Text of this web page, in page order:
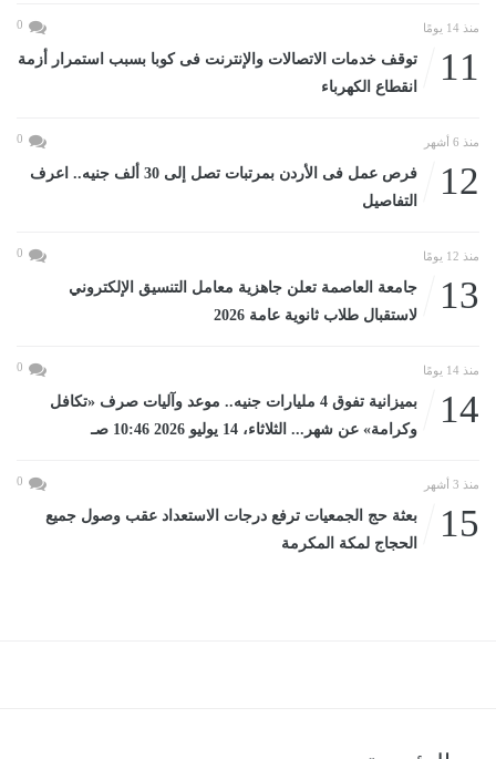
منذ 14 يومًا 0
11
توقف خدمات الاتصالات والإنترنت فى كوبا بسبب استمرار أزمة
انقطاع الكهرباء
منذ 6 أشهر 0
12
فرص عمل فى الأردن بمرتبات تصل إلى 30 ألف جنيه.. اعرف
التفاصيل
منذ 12 يومًا 0
13
جامعة العاصمة تعلن جاهزية معامل التنسيق الإلكتروني
لاستقبال طلاب ثانوية عامة 2026
منذ 14 يومًا 0
14
بميزانية تفوق 4 مليارات جنيه.. موعد وآليات صرف «تكافل
وكرامة» عن شهر... الثلاثاء، 14 يوليو 2026 10:46 صـ
منذ 3 أشهر 0
15
بعثة حج الجمعيات ترفع درجات الاستعداد عقب وصول جميع
الحجاج لمكة المكرمة